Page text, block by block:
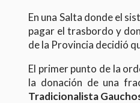
En una Salta donde el
pagar el trasbordo y
de la Provincia decidió
El primer punto de la
la donación de una
Tradicionalista